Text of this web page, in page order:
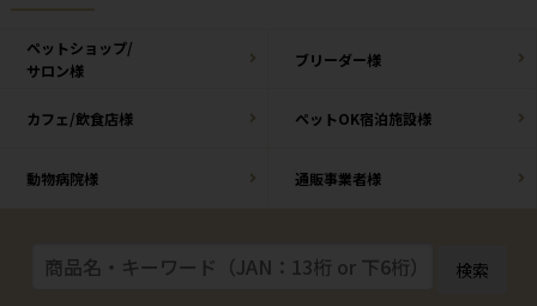
ペットショップ/
サロン様
ブリーダー様
カフェ/飲食店様 ペットOK宿泊施設様
動物病院様 通販事業者様
検索